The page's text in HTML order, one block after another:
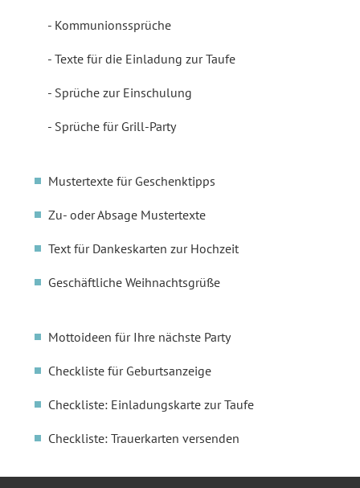
Kommunionssprüche
Texte für die Einladung zur Taufe
Sprüche zur Einschulung
Sprüche für Grill-Party
Mustertexte für Geschenktipps
Zu- oder Absage Mustertexte
Text für Dankeskarten zur Hochzeit
Geschäftliche Weihnachtsgrüße
Mottoideen für Ihre nächste Party
Checkliste für Geburtsanzeige
Checkliste: Einladungskarte zur Taufe
Checkliste: Trauerkarten versenden